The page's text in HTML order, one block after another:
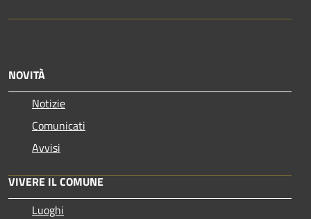
NOVITÀ
Notizie
Comunicati
Avvisi
VIVERE IL COMUNE
Luoghi